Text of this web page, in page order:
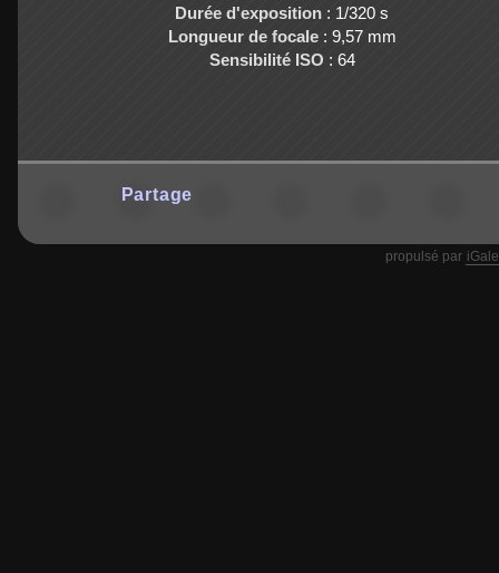
Durée d'exposition : 1/320 s
Longueur de focale: 9,57 mm
Sensibilité ISO : 64
Partage
propulsé par